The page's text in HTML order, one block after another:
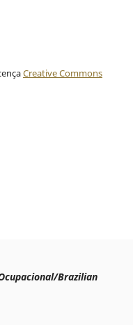
Creative Commons
Brazilian